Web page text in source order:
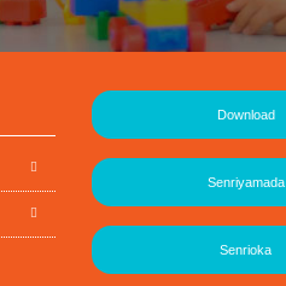
Download
Senriyamada
Senrioka